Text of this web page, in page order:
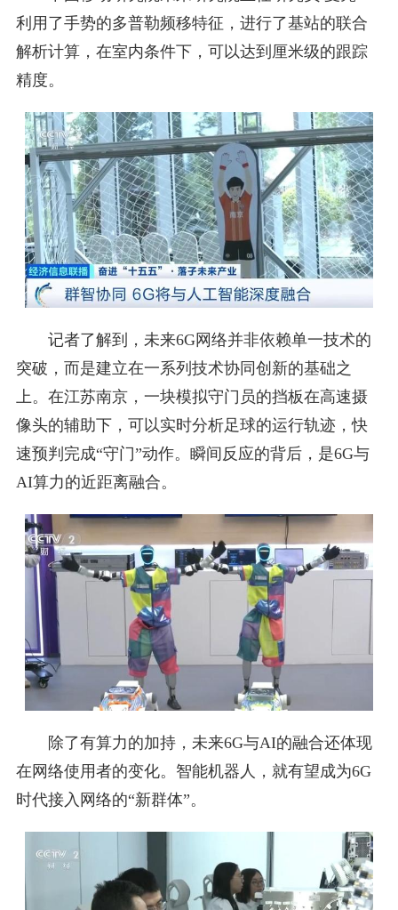
利用了手势的多普勒频移特征，进行了基站的联合
解析计算，在室内条件下，可以达到厘米级的跟踪
精度。
记者了解到，未来6G网络并非依赖单一技术的
突破，而是建立在一系列技术协同创新的基础之
上。在江苏南京，一块模拟守门员的挡板在高速摄
像头的辅助下，可以实时分析足球的运行轨迹，快
速预判完成“守门”动作。瞬间反应的背后，是6G与
AI算力的近距离融合。
除了有算力的加持，未来6G与AI的融合还体现
在网络使用者的变化。智能机器人，就有望成为6G
时代接入网络的“新群体”。